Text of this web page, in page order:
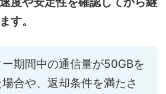
す。
期間中の通信量が50GBを
合や、返却条件を満たさ